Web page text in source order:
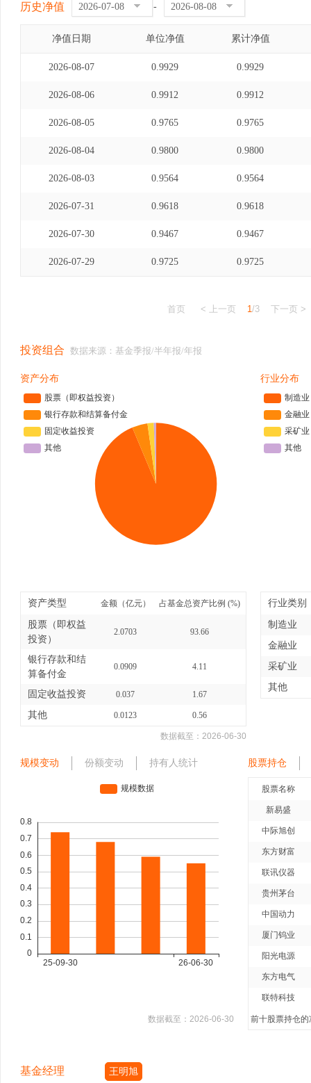
历史净值 -
净值日期 单位净值 累计净值
2026-08-07 0.9929 0.9929
2026-08-06 0.9912 0.9912
2026-08-05 0.9765 0.9765
2026-08-04 0.9800 0.9800
2026-08-03 0.9564 0.9564
2026-07-31 0.9618 0.9618
2026-07-30 0.9467 0.9467
2026-07-29 0.9725 0.9725
首页 < 上一页 1/3 下一页 >
投资组合 数据来源：基金季报/半年报/年报
资产分布
资产类型 金额（亿元） 占基金总资产比例 (%)
股票（即权益
投资）
2.0703 93.66
银行存款和结
算备付金
0.0909 4.11
固定收益投资 0.037 1.67
其他 0.0123 0.56
数据截至： 2026-06-30
行业分布
行业类别
制造业
金融业
采矿业
其他
规模变动 份额变动 持有人统计
数据截至： 2026-06-30
股票持仓
股票名称
新易盛
中际旭创
东方财富
联讯仪器
贵州茅台
中国动力
厦门钨业
阳光电源
东方电气
联特科技
前十股票持仓的
基金经理 王明旭